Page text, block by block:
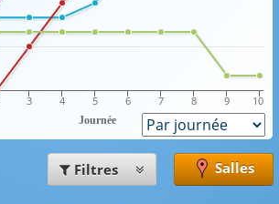
Journée
3 4 5 6 7 8 9 10
Filtres Salles